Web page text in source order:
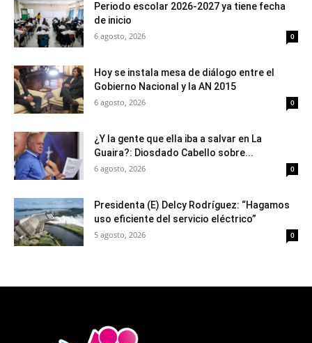
Periodo escolar 2026-2027 ya tiene fecha
de inicio
6 agosto, 2026 0
Hoy se instala mesa de diálogo entre el
Gobierno Nacional y la AN 2015
6 agosto, 2026 0
¿Y la gente que ella iba a salvar en La
Guaira?: Diosdado Cabello sobre...
6 agosto, 2026 0
Presidenta (E) Delcy Rodríguez: “Hagamos
uso eficiente del servicio eléctrico”
5 agosto, 2026 0